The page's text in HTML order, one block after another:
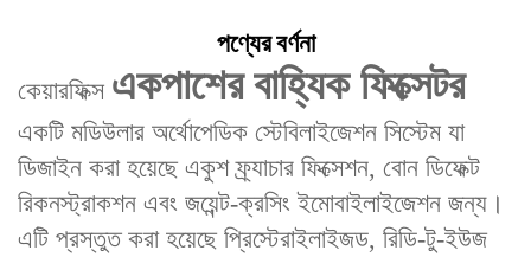
পণ্যের বর্ণনা
কেয়ারফিক্স একপাশের বাহ্যিক ফিক্সেটর
একটি মডিউলার অর্থোপেডিক স্টেবিলাইজেশন সিস্টেম যা
ডিজাইন করা হয়েছে একুশ ফ্র্যাচার ফিক্সেশন, বোন ডিফেক্ট
রিকনস্ট্রাকশন এবং জয়েন্ট-ক্রসিং ইমোবাইলাইজেশন জন্য।
এটি প্রস্তুত করা হয়েছে প্রিস্টেরাইলাইজড, রিডি-টু-ইউজ